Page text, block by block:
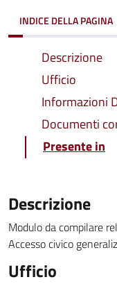
INDICE DELLA PAGINA
Descrizione
Ufficio
Informazioni
Documenti
Presente in
Descrizione
Modulo da compilare
Accesso civico
Ufficio